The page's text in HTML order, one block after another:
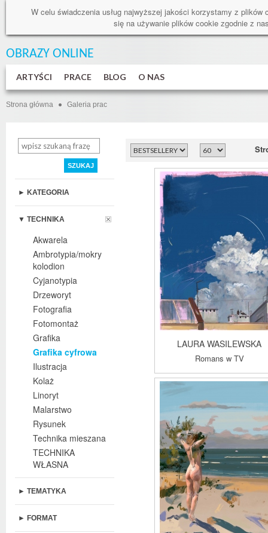
W celu świadczenia usług najwyższej jakości korzystamy z
się na używanie plików cookie zgodnie z
OBRAZY ONLINE
ARTYŚCI PRACE BLOG O NAS
Strona główna Galeria prac
SZUKAJ
► KATEGORIA
▼ TECHNIKA
Akwarela
Ambrotypia/mokry
kolodion
Cyjanotypia
Drzeworyt
Fotografia
Fotomontaż
Grafika
Grafika cyfrowa
Ilustracja
Kolaż
Linoryt
Malarstwo
Rysunek
Technika mieszana
TECHNIKA
WŁASNA
► TEMATYKA
► FORMAT
LAURA WASILEWSKA
Romans w TV